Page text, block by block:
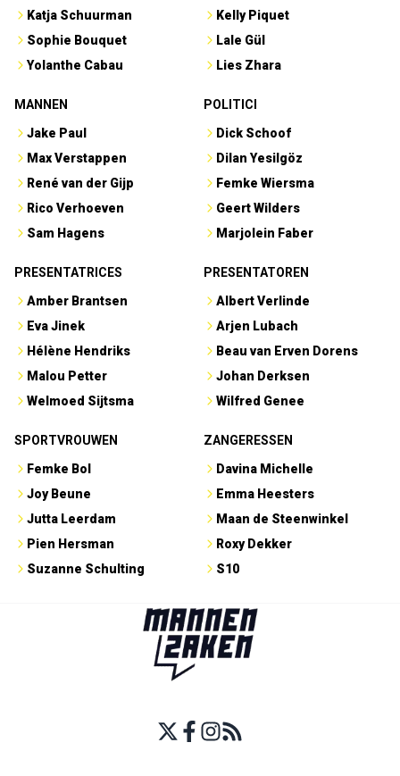
Katja Schuurman
Sophie Bouquet
Yolanthe Cabau
Kelly Piquet
Lale Gül
Lies Zhara
MANNEN
Jake Paul
Max Verstappen
René van der Gijp
Rico Verhoeven
Sam Hagens
POLITICI
Dick Schoof
Dilan Yesilgöz
Femke Wiersma
Geert Wilders
Marjolein Faber
PRESENTATRICES
Amber Brantsen
Eva Jinek
Hélène Hendriks
Malou Petter
Welmoed Sijtsma
PRESENTATOREN
Albert Verlinde
Arjen Lubach
Beau van Erven Dorens
Johan Derksen
Wilfred Genee
SPORTVROUWEN
Femke Bol
Joy Beune
Jutta Leerdam
Pien Hersman
Suzanne Schulting
ZANGERESSEN
Davina Michelle
Emma Heesters
Maan de Steenwinkel
Roxy Dekker
S10